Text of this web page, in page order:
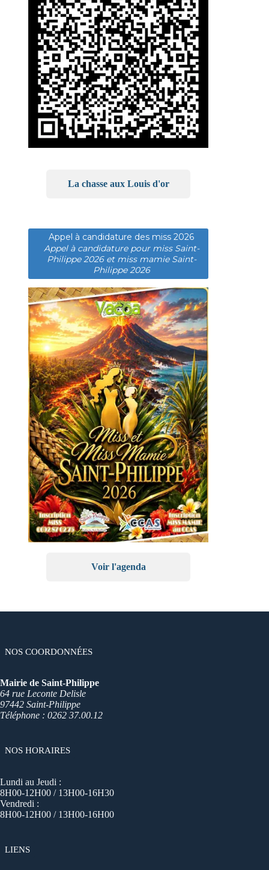
La chasse aux Louis d'or
Appel à candidature des miss 2026
Appel à candidature pour miss Saint-
Philippe 2026 et miss mamie Saint-
Philippe 2026
Voir l'agenda
NOS COORDONNÉES
Mairie de Saint-Philippe
64 rue Leconte Delisle
97442 Saint-Philippe
Téléphone : 0262 37.00.12
NOS HORAIRES
Lundi au Jeudi :
8H00-12H00 / 13H00-16H30
Vendredi :
8H00-12H00 / 13H00-16H00
LIENS